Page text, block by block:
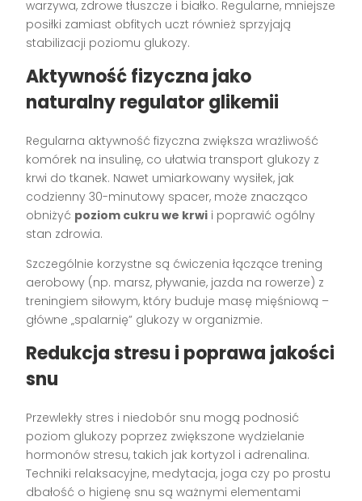
warzywa, zdrowe tłuszcze i białko. Regularne, mniejsze
posiłki zamiast obfitych uczt również sprzyjają
stabilizacji poziomu glukozy.
Aktywność fizyczna jako
naturalny regulator glikemii
Regularna aktywność fizyczna zwiększa wrażliwość
komórek na insulinę, co ułatwia transport glukozy z
krwi do tkanek. Nawet umiarkowany wysiłek, jak
codzienny 30-minutowy spacer, może znacząco
obniżyć poziom cukru we krwi i poprawić ogólny
stan zdrowia.
Szczególnie korzystne są ćwiczenia łączące trening
aerobowy (np. marsz, pływanie, jazda na rowerze) z
treningiem siłowym, który buduje masę mięśniową –
główne „spalarnię” glukozy w organizmie.
Redukcja stresu i poprawa jakości
snu
Przewlekły stres i niedobór snu mogą podnosić
poziom glukozy poprzez zwiększone wydzielanie
hormonów stresu, takich jak kortyzol i adrenalina.
Techniki relaksacyjne, medytacja, joga czy po prostu
dbałość o higienę snu są ważnymi elementami